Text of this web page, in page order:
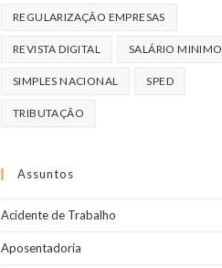
REGULARIZAÇÃO EMPRESAS
REVISTA DIGITAL SALÁRIO MINIMO
SIMPLES NACIONAL SPED
TRIBUTAÇÃO
Assuntos
Acidente de Trabalho
Aposentadoria